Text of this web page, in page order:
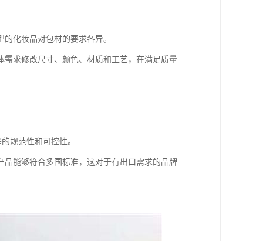
化妆品对包材的要求各异。
求修改尺寸、颜色、材质和工艺，在满足质量
规范性和可控性。
能够符合多国标准，这对于有出口需求的品牌